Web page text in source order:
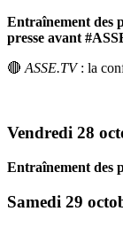
Entraînement des
presse avant
🔴 ASSE.TV: la
Vendredi 28
Entraînement des
Samedi 29